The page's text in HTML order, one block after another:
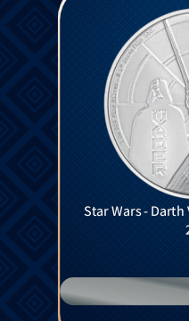
Star Wars - Darth